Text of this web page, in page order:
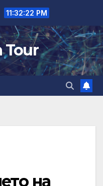
11:32:23 PM
Tour
на